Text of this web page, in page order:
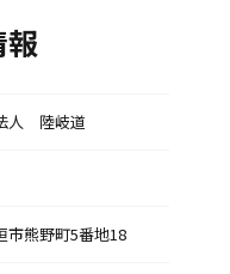
人 陸岐道
市熊野町5番地18